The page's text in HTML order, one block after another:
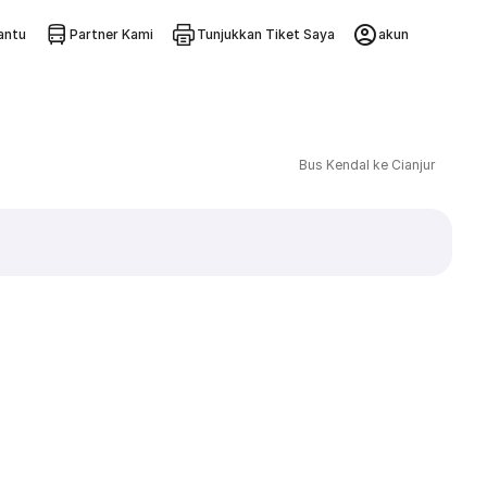
Partner Kami Tunjukkan Tiket Saya akun
Bus Kendal ke Cianjur